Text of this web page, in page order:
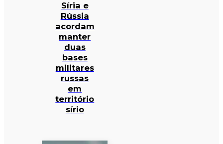
Síria e
Rússia
acordam
manter
duas
bases
militares
russas
em
território
sírio